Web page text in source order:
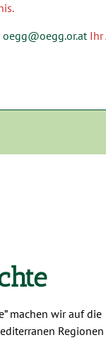
oegg@oegg.or.atIhr
machen wir auf die
Regionen